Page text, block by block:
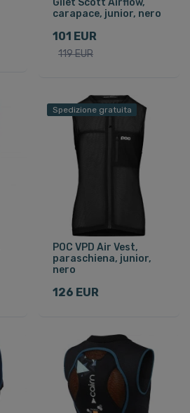
carapace, junior, nero
101 EUR
119 EUR
Spedizione gratuita
POC VPD Air Vest,
paraschiena, junior,
nero
126 EUR